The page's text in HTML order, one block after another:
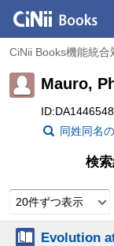
CiNii Books機能統合
Mauro,
同姓同名
検
20件ずつ表示
Evolution